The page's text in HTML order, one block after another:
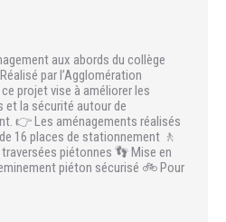
aux abords du collège
par l’Agglomération
projet vise à améliorer les
et la sécurité autour de
👉 Les aménagements réalisés
16 places de stationnement 🚶
piétonnes 👣 Mise en
piéton sécurisé 🚲 Pour